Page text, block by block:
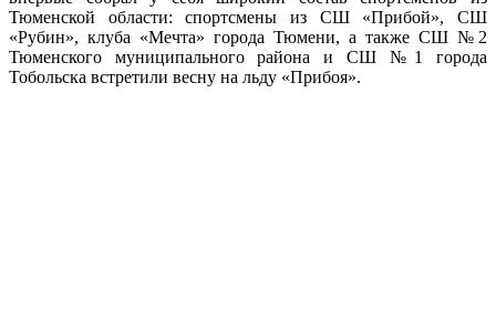
Тюменской области: спортсмены из СШ «Прибой», СШ
«Рубин», клуба «Мечта» города Тюмени, а также СШ №2
Тюменского муниципального района и СШ №1 города
Тобольска встретили весну на льду «Прибоя».